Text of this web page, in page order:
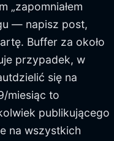
„zapomniałem
— napisz post,
Buffer za około
przypadek, w
się na
miesiąc to
publikującego
na wszystkich